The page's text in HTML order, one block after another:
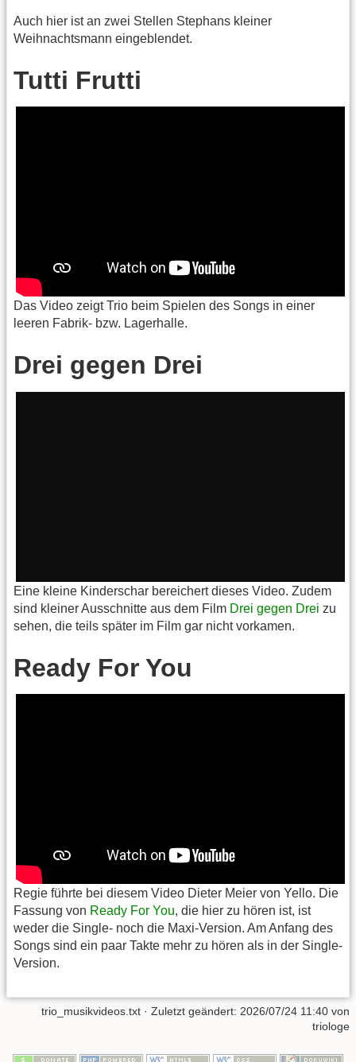
Auch hier ist an zwei Stellen Stephans kleiner
Weihnachtsmann eingeblendet.
Tutti Frutti
Das Video zeigt Trio beim Spielen des Songs in einer
leeren Fabrik- bzw. Lagerhalle.
Drei gegen Drei
Eine kleine Kinderschar bereichert dieses Video. Zudem
sind kleiner Ausschnitte aus dem Film Drei gegen Drei zu
sehen, die teils später im Film gar nicht vorkamen.
Ready For You
Regie führte bei diesem Video Dieter Meier von Yello. Die
Fassung von Ready For You, die hier zu hören ist, ist
weder die Single- noch die Maxi-Version. Am Anfang des
Songs sind ein paar Takte mehr zu hören als in der Single-
Version.
trio_musikvideos.txt · Zuletzt geändert: 2026/07/24 11:40 von
triologe